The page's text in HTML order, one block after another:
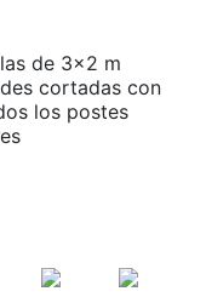
de 3×2 m
cortadas con
los postes